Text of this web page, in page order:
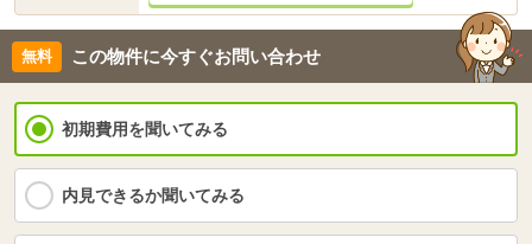
この物件に今すぐお問い合わせ
初期費用を聞いてみる
内見できるか聞いてみる